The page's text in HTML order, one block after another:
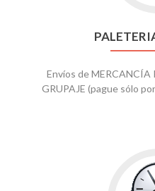
Envíos de
GRUPAJE (pague sólo